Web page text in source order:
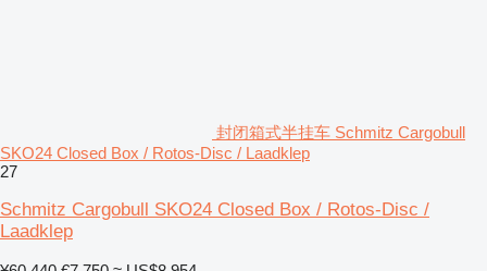
封闭箱式半挂车 Schmitz Cargobull
SKO24 Closed Box / Rotos-Disc / Laadklep
27
Schmitz Cargobull SKO24 Closed Box / Rotos-Disc /
Laadklep